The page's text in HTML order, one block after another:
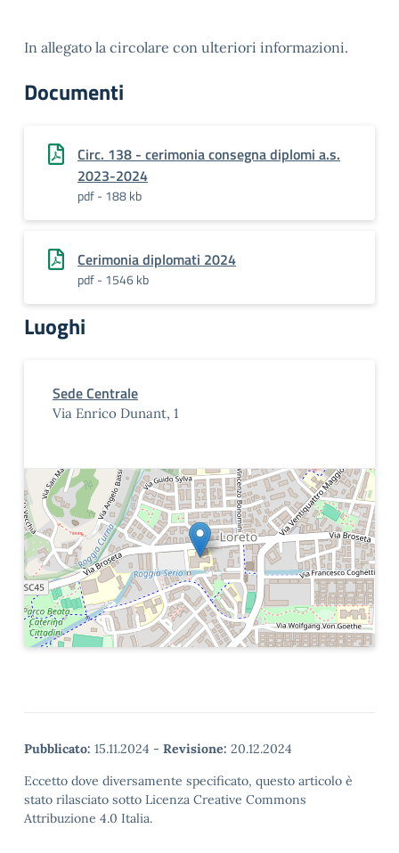
In allegato la circolare con ulteriori informazioni.
Documenti
Circ. 138 - cerimonia consegna diplomi a.s.
2023-2024
pdf - 188 kb
Cerimonia diplomati 2024
pdf - 1546 kb
Luoghi
Sede Centrale
Via Enrico Dunant, 1
Pubblicato: 15.11.2024 - Revisione: 20.12.2024
Eccetto dove diversamente specificato, questo articolo è
stato rilasciato sotto Licenza Creative Commons
Attribuzione 4.0 Italia.